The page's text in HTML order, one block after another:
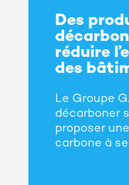
Des
réduire
des
Le Groupe
décarboner
proposer
carbone à